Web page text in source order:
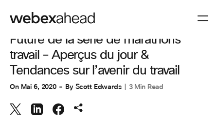
COLLABORATION
Future de la série de marathons
travail – Aperçus du jour &
Tendances sur l’avenir du travail
On Mai 6, 2020 By Scott Edwards 3 Min Read